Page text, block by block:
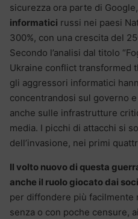
sicurezza ora parte di
informatici russi nei paesi
300%, con una crescita del
Secondo l’analisi dal titolo
Ukraine conflict transformed
gli aggressori informatici
concentrandosi sul governo
anche sulle infrastrutture
media. I picchi di attacchi si
dell’invasione, nei primi
Il volto nuovo di questa
anche il ruolo giocato dai
per diffondere più facilmente
senza o con poche censure,